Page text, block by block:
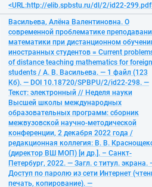
<URL:http://elib.spbstu.ru/dl/2/id22-
Васильева, Алёна Валентиновна. О
современной проблематике
математики при дистанционном
иностранных студентов = Current
of distance teaching mathematics for foreign
students / А. В. Васильева. — 1 файл (123
Кб). — DOI 10.18720/SPBPU/2/id22-298. —
Текст: электронный // Неделя науки
Высшей школы международных
образовательных программ: сборник
межвузовской научно-методической
конференции, 2 декабря 2022 года /
редакционная коллегия: В. В.
(директор ВШ МОП) [и др.]. – Санкт-
Петербург, 2022. — Загл. с титул. экрана.
Доступ по паролю из сети Интернет
печать, копирование). —